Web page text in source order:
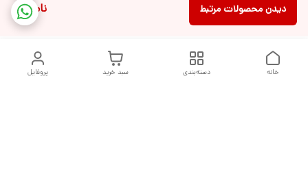
ناموجود دیدن محصولات مرتبط
پروفایل سبد خرید دسته‌بندی خانه